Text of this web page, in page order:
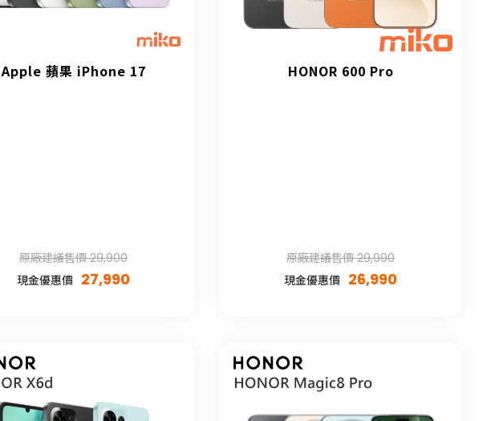
Apple 蘋果 iPhone 17
原廠建議售價 29,900
現金優惠價 27,990
HONOR 600 Pro
原廠建議售價 29,990
現金優惠價 26,990